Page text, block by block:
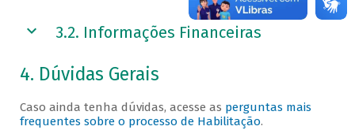
3.2. Informações Financeiras
4. Dúvidas Gerais
Caso ainda tenha dúvidas, acesse as perguntas mais
frequentes sobre o processo de Habilitação.